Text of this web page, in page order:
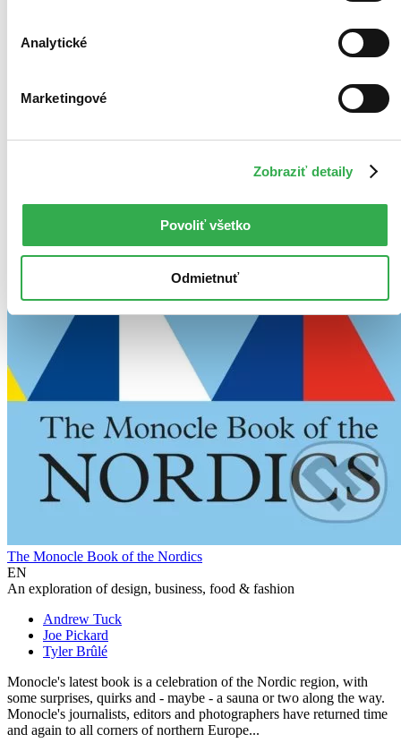
Analytické
Marketingové
Zobraziť detaily
Povoliť všetko
Odmietnuť
The Monocle Book of the Nordics
EN
An exploration of design, business, food & fashion
Andrew Tuck
Joe Pickard
Tyler Brûlé
Monocle's latest book is a celebration of the Nordic region, with
some surprises, quirks and - maybe - a sauna or two along the way.
Monocle's journalists, editors and photographers have returned time
and again to all corners of northern Europe...